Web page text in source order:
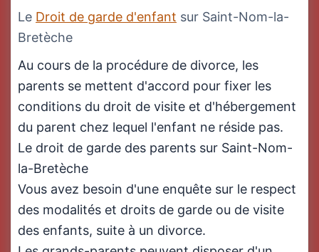
Le Droit de garde d'enfant sur Saint-Nom-la-
Bretèche
Au cours de la procédure de divorce, les
parents se mettent d'accord pour fixer les
conditions du droit de visite et d'hébergement
du parent chez lequel l'enfant ne réside pas.
Le droit de garde des parents sur Saint-Nom-
la-Bretèche
Vous avez besoin d'une enquête sur le respect
des modalités et droits de garde ou de visite
des enfants, suite à un divorce.